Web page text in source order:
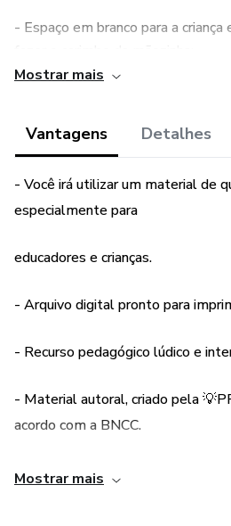
- Espaço em branco para a criança
👉🏻 1 POR PÁGINA! LINDO,
Adquira já a sua!✨
⚠️ Não enviamos por WhatsApp.
Mostrar mais
Vantagens Detalhes
- Você irá utilizar um material de
especialmente para
educadores e crianças.
- Arquivo digital pronto para
- Recurso pedagógico lúdico e
- Material autoral, criado pela
acordo com a BNCC.
- Acesso do arquivo não expira.
Mostrar mais